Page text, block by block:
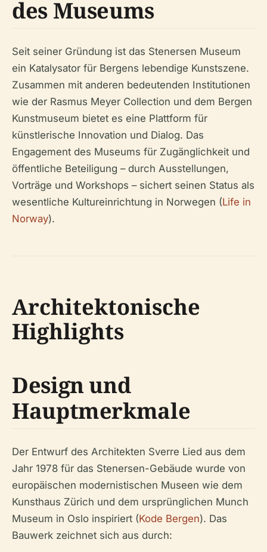
des Museums
Seit seiner Gründung ist das Stenersen Museum
ein Katalysator für Bergens lebendige Kunstszene.
Zusammen mit anderen bedeutenden Institutionen
wie der Rasmus Meyer Collection und dem Bergen
Kunstmuseum bietet es eine Plattform für
künstlerische Innovation und Dialog. Das
Engagement des Museums für Zugänglichkeit und
öffentliche Beteiligung – durch Ausstellungen,
Vorträge und Workshops – sichert seinen Status als
wesentliche Kultureinrichtung in Norwegen (Life in
Norway).
Architektonische
Highlights
Design und
Hauptmerkmale
Der Entwurf des Architekten Sverre Lied aus dem
Jahr 1978 für das Stenersen-Gebäude wurde von
europäischen modernistischen Museen wie dem
Kunsthaus Zürich und dem ursprünglichen Munch
Museum in Oslo inspiriert (Kode Bergen). Das
Bauwerk zeichnet sich aus durch: